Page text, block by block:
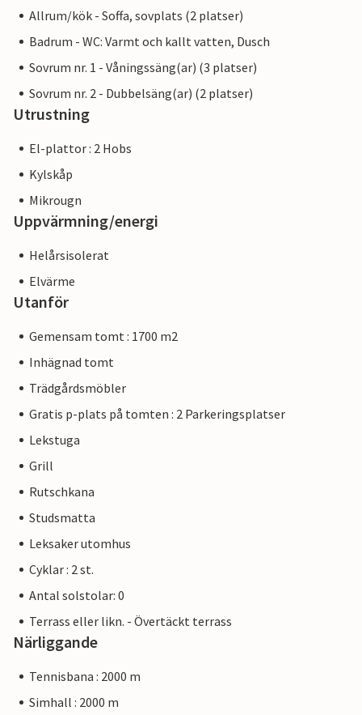
Allrum/kök - Soffa, sovplats (2 platser)
Badrum - WC: Varmt och kallt vatten, Dusch
Sovrum nr. 1 - Våningssäng(ar) (3 platser)
Sovrum nr. 2 - Dubbelsäng(ar) (2 platser)
Utrustning
El-plattor : 2 Hobs
Kylskåp
Mikrougn
Uppvärmning/energi
Helårsisolerat
Elvärme
Utanför
Gemensam tomt : 1700 m2
Inhägnad tomt
Trädgårdsmöbler
Gratis p-plats på tomten : 2 Parkeringsplatser
Lekstuga
Grill
Rutschkana
Studsmatta
Leksaker utomhus
Cyklar : 2 st.
Antal solstolar: 0
Terrass eller likn. - Övertäckt terrass
Närliggande
Tennisbana : 2000 m
Simhall : 2000 m